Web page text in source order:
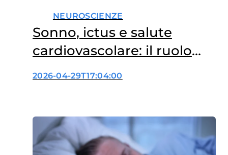
NEUROSCIENZE
Sonno, ictus e salute
cardiovascolare: il ruolo
della pennichella
2026-04-29T17:04:00